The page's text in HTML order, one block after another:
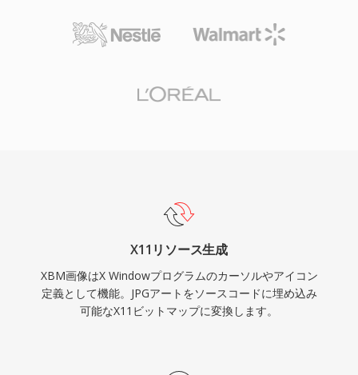
X11リソース生成
XBM画像はX Windowプログラムのカーソルやアイコン
定義として機能。JPGアートをソースコードに埋め込み
可能なX11ビットマップに変換します。